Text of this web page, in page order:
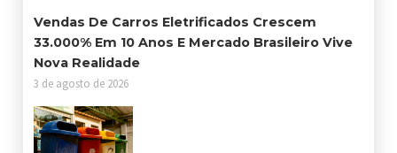
Vendas De Carros Eletrificados Crescem
33.000% Em 10 Anos E Mercado Brasileiro Vive
Nova Realidade
3 de agosto de 2026